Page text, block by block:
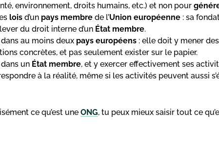
environnement, droits humains, etc.) et non pour
lois d’un pays membre de l’Union européenne : sa
du droit interne d’un État membre.
au moins deux pays européens : elle doit y mener
concrètes, et pas seulement exister sur le papier.
un État membre, et y exercer effectivement ses
à la réalité, même si les activités peuvent aussi
ce qu’est une ONG, tu peux mieux saisir tout ce